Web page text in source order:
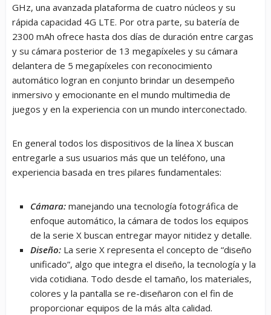
GHz, una avanzada plataforma de cuatro núcleos y su
rápida capacidad 4G LTE. Por otra parte, su batería de
2300 mAh ofrece hasta dos días de duración entre cargas
y su cámara posterior de 13 megapíxeles y su cámara
delantera de 5 megapíxeles con reconocimiento
automático logran en conjunto brindar un desempeño
inmersivo y emocionante en el mundo multimedia de
juegos y en la experiencia con un mundo interconectado.
En general todos los dispositivos de la línea X buscan
entregarle a sus usuarios más que un teléfono, una
experiencia basada en tres pilares fundamentales:
Cámara: manejando una tecnología fotográfica de
enfoque automático, la cámara de todos los equipos
de la serie X buscan entregar mayor nitidez y detalle.
Diseño: La serie X representa el concepto de “diseño
unificado”, algo que integra el diseño, la tecnología y la
vida cotidiana. Todo desde el tamaño, los materiales,
colores y la pantalla se re-diseñaron con el fin de
proporcionar equipos de la más alta calidad.